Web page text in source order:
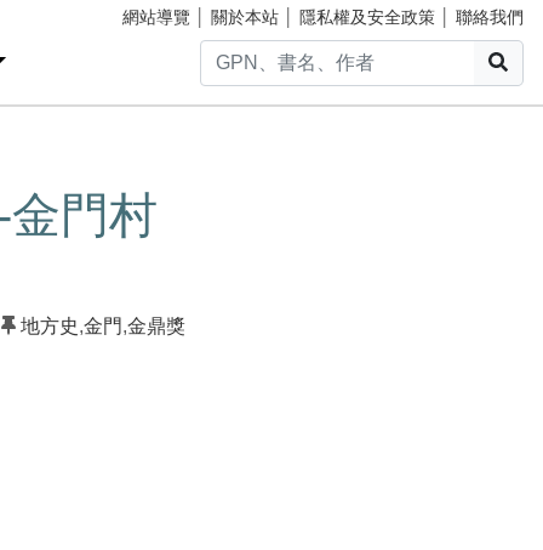
網站導覽 關於本站 隱私權及安全政策 聯絡我們
門村
地方史,金門,金鼎獎